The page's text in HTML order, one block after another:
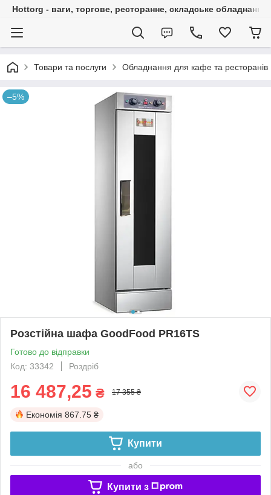
Hottorg - ваги, торгове, ресторанне, складське обладнання
Товари та послуги Обладнання для кафе та ресторанів
–5%
Розстійна шафа GoodFood PR16TS
Готово до відправки
Код: 33342
Роздріб
16 487,25 ₴ 17 355 ₴
Економія 867.75 ₴
Купити
або
Купити з